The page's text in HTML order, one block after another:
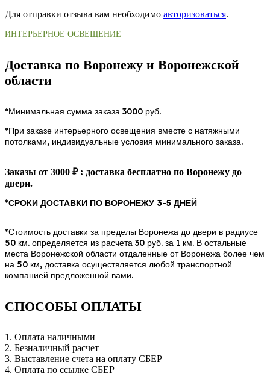
Для отправки отзыва вам необходимо авторизоваться.
ИНТЕРЬЕРНОЕ ОСВЕЩЕНИЕ
Доставка по Воронежу и Воронежской
области
*Минимальная сумма заказа 3000 руб.
*При заказе интерьерного освещения вместе с натяжными
потолками, индивидуальные условия минимального заказа.
Заказы от 3000 ₽ : доставка бесплатно по Воронежу до
двери.
*СРОКИ ДОСТАВКИ ПО ВОРОНЕЖУ 3-5 ДНЕЙ
*Стоимость доставки за пределы Воронежа до двери в радиусе
50 км. определяется из расчета 30 руб. за 1 км. В остальные
места Воронежской области отдаленные от Воронежа более чем
на 50 км, доставка осуществляется любой транспортной
компанией предложенной вами.
СПОСОБЫ ОПЛАТЫ
1. Оплата наличными
2. Безналичный расчет
3. Выставление счета на оплату СБЕР
4. Оплата по ссылке СБЕР